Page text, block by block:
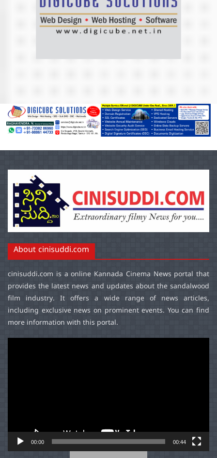
About cinisuddi.com
cinisuddi.com is a online Kannada Cinema News portal that
provides the latest news and updates about the sandalwood
film industry. It offers a wide range of news articles,
including exclusive news on prominent events. You can find
more information with this portal.
00:00 00:44